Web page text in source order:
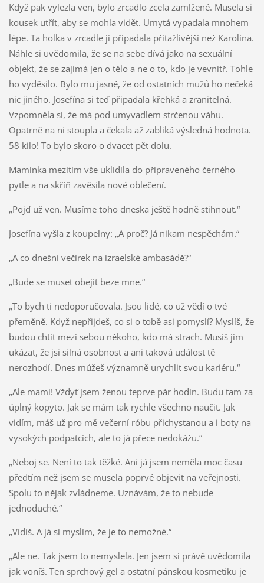
Když pak vylezla ven, bylo zrcadlo zcela zamlžené. Musela si
kousek utřít, aby se mohla vidět. Umytá vypadala mnohem
lépe. Ta holka v zrcadle ji připadala přitažlivější než Karolína.
Náhle si uvědomila, že se na sebe dívá jako na sexuální
objekt, že se zajímá jen o tělo a ne o to, kdo je vevnitř. Tohle
ho vyděsilo. Bylo mu jasné, že od ostatních mužů ho nečeká
nic jiného. Josefína si teď připadala křehká a zranitelná.
Vzpomněla si, že má pod umyvadlem strčenou váhu.
Opatrně na ni stoupla a čekala až zabliká výsledná hodnota.
58 kilo! To bylo skoro o dvacet pět dolu.
Maminka mezitím vše uklidila do připraveného černého
pytle a na skříň zavěsila nové oblečení.
„Pojď už ven. Musíme toho dneska ještě hodně stihnout.“
Josefína vyšla z koupelny: „A proč? Já nikam nespěchám.“
„A co dnešní večírek na izraelské ambasádě?“
„Bude se muset obejít beze mne.“
„To bych ti nedoporučovala. Jsou lidé, co už vědí o tvé
přeměně. Když nepřijdeš, co si o tobě asi pomyslí? Myslíš, že
budou chtít mezi sebou někoho, kdo má strach. Musíš jim
ukázat, že jsi silná osobnost a ani taková událost tě
nerozhodí. Dnes můžeš významně urychlit svou kariéru.“
„Ale mami! Vždyť jsem ženou teprve pár hodin. Budu tam za
úplný kopyto. Jak se mám tak rychle všechno naučit. Jak
vidím, máš už pro mě večerní róbu přichystanou a i boty na
vysokých podpatcích, ale to já přece nedokážu.“
„Neboj se. Není to tak těžké. Ani já jsem neměla moc času
předtím než jsem se musela poprvé objevit na veřejnosti.
Spolu to nějak zvládneme. Uznávám, že to nebude
jednoduché.“
„Vidíš. A já si myslím, že je to nemožné.“
„Ale ne. Tak jsem to nemyslela. Jen jsem si právě uvědomila
jak voníš. Ten sprchový gel a ostatní pánskou kosmetiku je